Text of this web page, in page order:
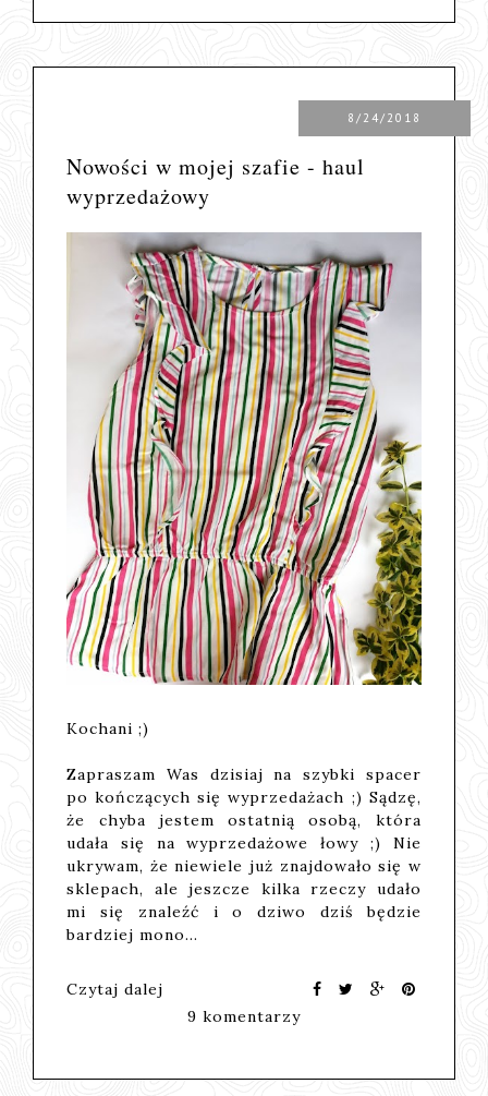
8/24/2018
Nowości w mojej szafie - haul
wyprzedażowy
Kochani ;)
Zapraszam Was dzisiaj na szybki spacer
po kończących się wyprzedażach ;) Sądzę,
że chyba jestem ostatnią osobą, która
udała się na wyprzedażowe łowy ;) Nie
ukrywam, że niewiele już znajdowało się w
sklepach, ale jeszcze kilka rzeczy udało
mi się znaleźć i o dziwo dziś będzie
bardziej mono…
Czytaj dalej
9 komentarzy